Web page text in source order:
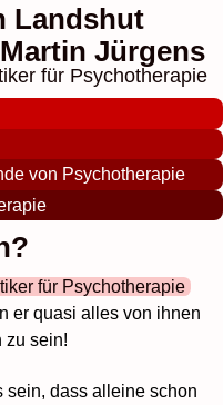
Landshut
Jürgens
für Psychotherapie
von Psychotherapie
für Psychotherapie
er quasi alles von ihnen
zu sein!
sein, dass alleine schon